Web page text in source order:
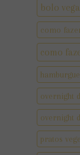
bolo
como
como
overnight
overnight
pratos